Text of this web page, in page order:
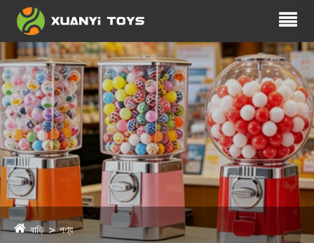
বাড়ি পণ্য